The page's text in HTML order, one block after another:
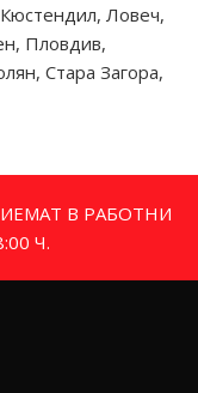
Ловеч,
Пловдив,
Стара Загора,
В РАБОТНИ
Ч.